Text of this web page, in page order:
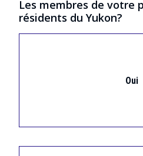
Les membres de votre
résidents du Yukon?
Oui